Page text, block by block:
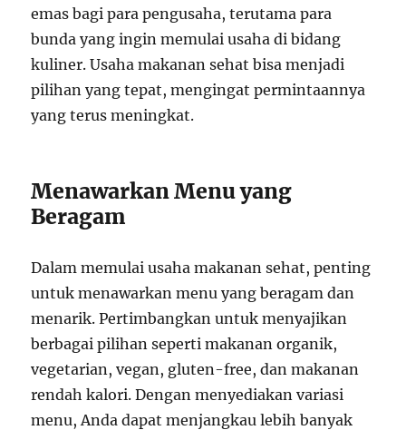
emas bagi para pengusaha, terutama para
bunda yang ingin memulai usaha di bidang
kuliner. Usaha makanan sehat bisa menjadi
pilihan yang tepat, mengingat permintaannya
yang terus meningkat.
Menawarkan Menu yang
Beragam
Dalam memulai usaha makanan sehat, penting
untuk menawarkan menu yang beragam dan
menarik. Pertimbangkan untuk menyajikan
berbagai pilihan seperti makanan organik,
vegetarian, vegan, gluten-free, dan makanan
rendah kalori. Dengan menyediakan variasi
menu, Anda dapat menjangkau lebih banyak